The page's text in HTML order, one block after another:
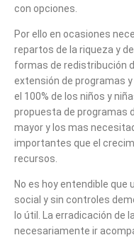
con opciones.
Por ello en ocasiones
repartos de la riqueza y
formas de redistribución
extensión de programas
el 100% de los niños y
propuesta de programas
mayor y los mas
importantes que el
recursos.
No es hoy entendible
social y sin controles
lo útil. La erradicación de
necesariamente ir